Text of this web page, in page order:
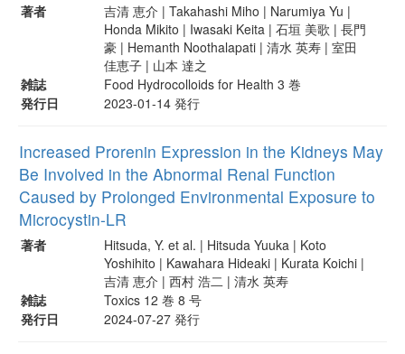
著者
吉清 恵介 | Takahashi Miho | Narumiya Yu |
Honda Mikito | Iwasaki Keita | 石垣 美歌 | 長門
豪 | Hemanth Noothalapati | 清水 英寿 | 室田
佳恵子 | 山本 達之
雑誌
Food Hydrocolloids for Health 3 巻
発行日
2023-01-14 発行
Increased Prorenin Expression in the Kidneys May
Be Involved in the Abnormal Renal Function
Caused by Prolonged Environmental Exposure to
Microcystin-LR
著者
Hitsuda, Y. et al. | Hitsuda Yuuka | Koto
Yoshihito | Kawahara Hideaki | Kurata Koichi |
吉清 恵介 | 西村 浩二 | 清水 英寿
雑誌
Toxics 12 巻 8 号
発行日
2024-07-27 発行